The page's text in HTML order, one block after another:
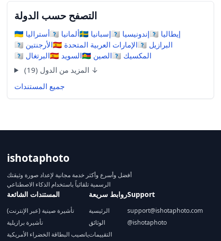
التصفح حسب الدولة
🇦🇺 أستراليا🇩🇪 ألمانيا🇪🇸 إسبانيا🇮🇩 إندونيسيا🇮🇹 إيطاليا
🇦🇷 الأرجنتين🇦🇪 الإمارات العربية المتحدة🇧🇷 البرازيل
🇵🇹 البرتغال🇸🇪 السويد🇨🇳 الصين🇲🇽 المكسيك
المزيد من الدول (19) ↓
جميع المستندات
ishotaphoto
أفضل وأسرع وأكثر خدمة مجانية لإعداد صورة وثيقتك
الرسمية تلقائياً باستخدام الذكاء الاصطناعي
المستندات الشائعة
تأشيرة صينية (عبر الإنترنت)
تأشيرة برازيلية
يانصيب البطاقة الخضراء الأمريكية
روابط سريعة
الرئيسية
الوثائق
التقييمات
Support
support@ishotaphoto.com
@ishotaphoto